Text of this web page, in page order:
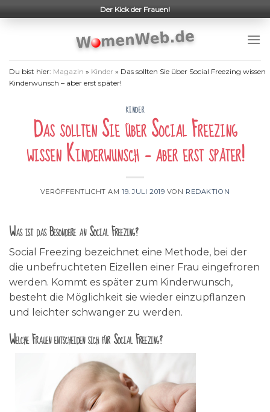
to
Der Kick der Frauen!
Du bist hier: Magazin » Kinder » Das sollten Sie über Social Freezing wissen
Kinderwunsch – aber erst später!
KINDER
Das sollten Sie über Social Freezing
wissen Kinderwunsch – aber erst später!
VERÖFFENTLICHT AM 19. JULI 2019 VON REDAKTION
Was ist das Besondere an Social Freezing?
Social Freezing bezeichnet eine Methode, bei der
die unbefruchteten Eizellen einer Frau eingefroren
werden. Kommt es später zum Kinderwunsch,
besteht die Möglichkeit sie wieder einzupflanzen
und leichter schwanger zu werden.
Welche Frauen entscheiden sich für Social Freezing?